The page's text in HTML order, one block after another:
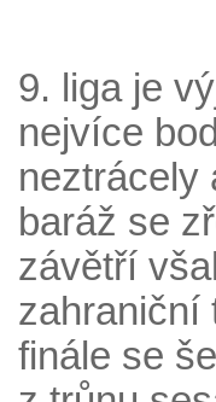
9. liga je
nejvíce
neztrácely
baráž se
závětří
zahraniční
finále se